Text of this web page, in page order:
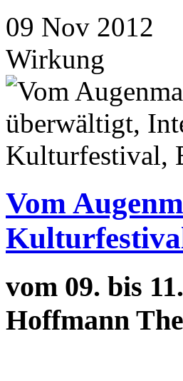
09 Nov 2012
Wirkung
Vom
vom 09. bis
Hoffmann